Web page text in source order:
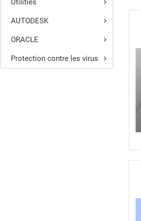
Utilities
AUTODESK
ORACLE
Protection contre les virus